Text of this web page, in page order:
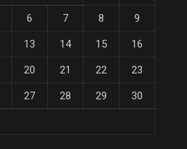
6 7 8 9
13 14 15 16
20 21 22 23
27 28 29 30